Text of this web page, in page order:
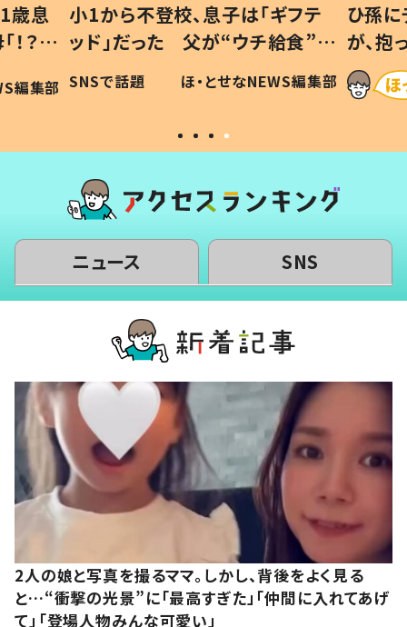
歳息
？」
編集部
小1から不登校、息子は「ギフテ
ッド」だった 父が“ウチ給食”を
作り続ける理由とは #令和の親
#令和の子
SNSで話題 ほ・とせなNEWS編集部
ひ孫
が、
「涙が
い」
ニュース SNS
2人の娘と写真を撮るママ。しかし、背後をよく見る
と…“衝撃の光景”に「最高すぎた」「仲間に入れてあげ
て」「登場人物みんな可愛い」